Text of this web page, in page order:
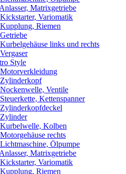
Matrixgetriebe
Variomatik
Riemen
links und rechts
Style
Ventile
Kettenspanner
Kolben
rechts
Ölpumpe
Matrixgetriebe
Variomatik
Riemen